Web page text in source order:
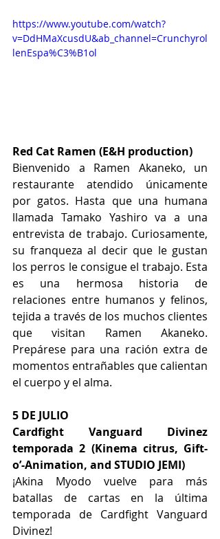
https://www.youtube.com/watch?
v=DdHMaXcusdU&ab_channel=Crunchyrol
lenEspa%C3%B1ol
Red Cat Ramen (E&H production)
Bienvenido a Ramen Akaneko, un
restaurante atendido únicamente
por gatos. Hasta que una humana
llamada Tamako Yashiro va a una
entrevista de trabajo. Curiosamente,
su franqueza al decir que le gustan
los perros le consigue el trabajo. Esta
es una hermosa historia de
relaciones entre humanos y felinos,
tejida a través de los muchos clientes
que visitan Ramen Akaneko.
Prepárese para una ración extra de
momentos entrañables que calientan
el cuerpo y el alma.
5 DE JULIO
Cardfight Vanguard Divinez
temporada 2 (Kinema citrus, Gift-
o’-Animation, and STUDIO JEMI)
¡Akina Myodo vuelve para más
batallas de cartas en la última
temporada de Cardfight Vanguard
Divinez!